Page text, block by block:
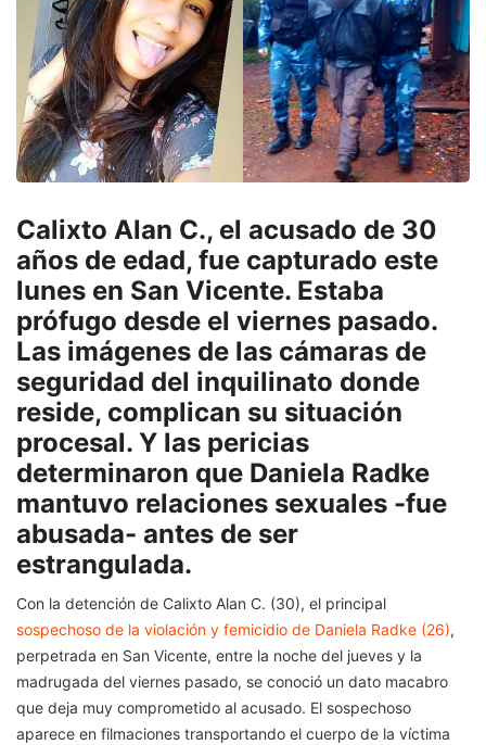
Calixto Alan C., el acusado de 30
años de edad, fue capturado este
lunes en San Vicente. Estaba
prófugo desde el viernes pasado.
Las imágenes de las cámaras de
seguridad del inquilinato donde
reside, complican su situación
procesal. Y las pericias
determinaron que Daniela Radke
mantuvo relaciones sexuales -fue
abusada- antes de ser
estrangulada.
Con la detención de Calixto Alan C. (30), el principal
sospechoso de la violación y femicidio de Daniela Radke (26),
perpetrada en San Vicente, entre la noche del jueves y la
madrugada del viernes pasado, se conoció un dato macabro
que deja muy comprometido al acusado. El sospechoso
aparece en filmaciones transportando el cuerpo de la víctima